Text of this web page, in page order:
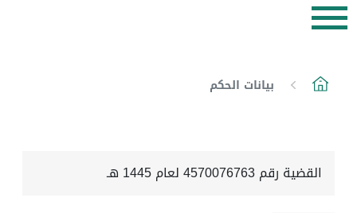
بيانات الحكم
القضية رقم 4570076763 لعام 1445 هـ